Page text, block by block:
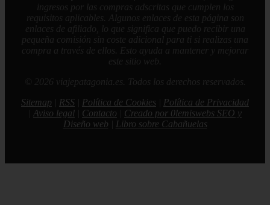
ingresos por las compras adscritas que cumplen los
requisitos aplicables. Algunos enlaces de esta página son
enlaces de afiliado, lo que significa que puedo recibir una
pequeña comisión sin coste adicional para ti si realizas una
compra a través de ellos. Esto ayuda a mantener y mejorar
este sitio web.
© 2026 viajepatagonia.es. Todos los derechos reservados.
Sitemap
RSS Política de Cookies
Política de Privacidad
Aviso legal Contacto
Creado por 0lemiswebs SEO y
Diseño web
Libro sobre Cabañuelas